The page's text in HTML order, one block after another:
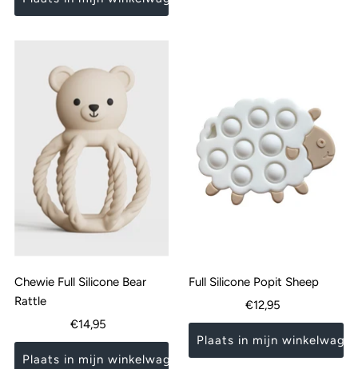
Chewie Full Silicone Bear
Rattle
Normale
prijs
€14,95
Full Silicone Popit Sheep
Normale
prijs
€12,95